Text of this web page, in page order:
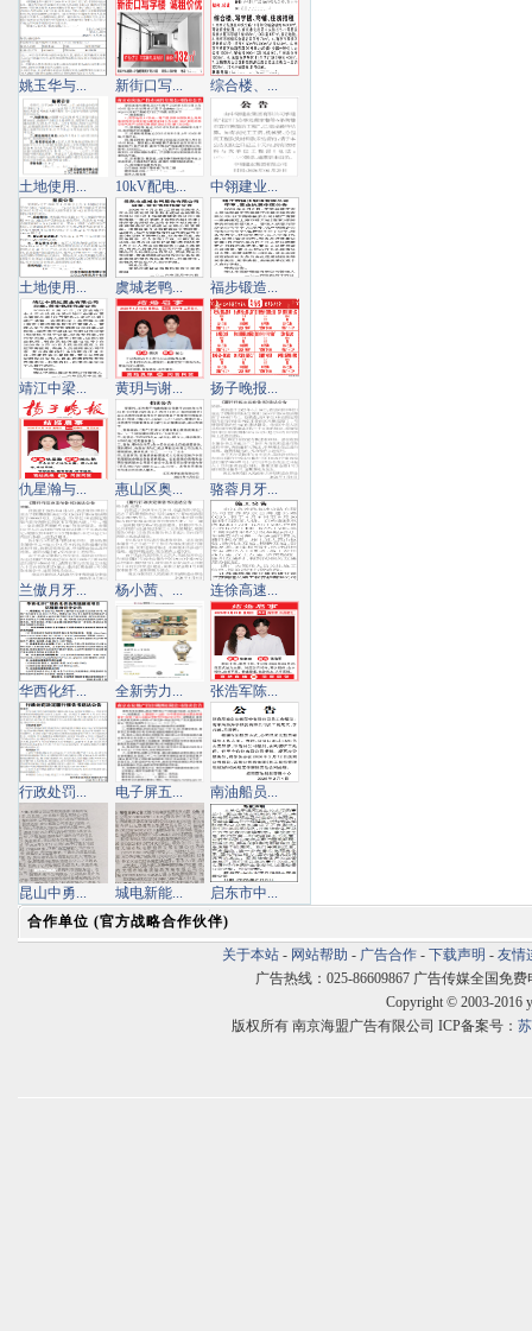
姚玉华与... 新街口写... 综合楼、...
土地使用... 10kV配电... 中翎建业...
土地使用... 虞城老鸭... 福步锻造...
靖江中梁... 黄玥与谢... 扬子晚报...
仇星瀚与... 惠山区奥... 骆蓉月牙...
兰傲月牙... 杨小茜、... 连徐高速...
华西化纤... 全新劳力... 张浩军陈...
行政处罚... 电子屏五... 南油船员...
昆山中勇... 城电新能...
启东市中...
合作单位 (官方战略合作伙伴)
关于本站 - 网站帮助 - 广告合作 - 下载声明 - 友情
广告热线：025-86609867 广告传媒全国免费
Copyright © 2003-2016
版权所有 南京海盟广告有限公司 ICP备案号：